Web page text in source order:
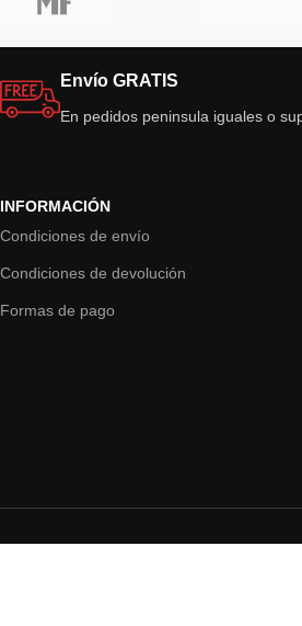
Envío GRATIS
En pedidos peninsula iguales o
INFORMACIÓN
Condiciones de envío
Condiciones de devolución
Formas de pago